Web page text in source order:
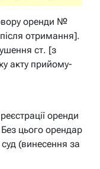
оренди №
отримання].
ст. [з
акту прийому-
оренди
цього орендар
(винесення за